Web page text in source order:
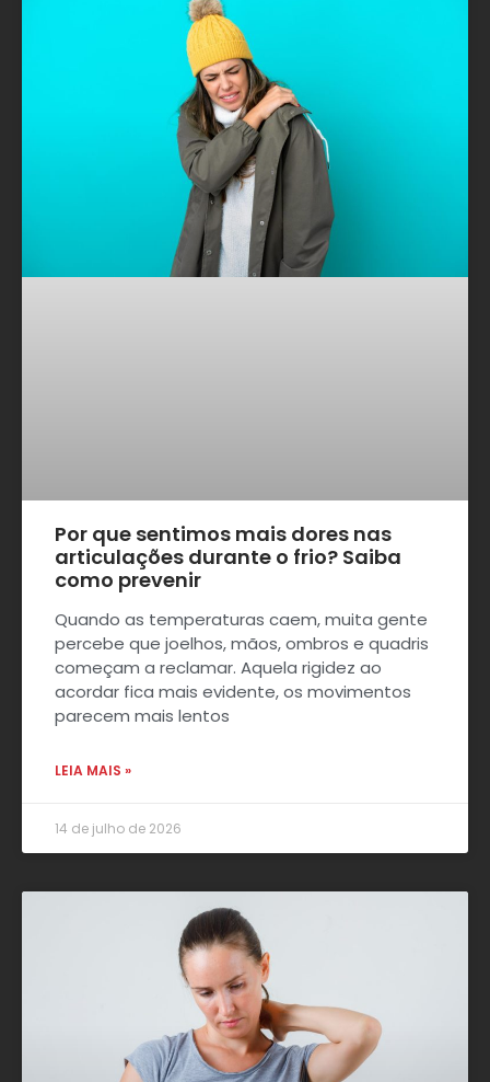
Por que sentimos mais dores nas
articulações durante o frio? Saiba
como prevenir
Quando as temperaturas caem, muita gente
percebe que joelhos, mãos, ombros e quadris
começam a reclamar. Aquela rigidez ao
acordar fica mais evidente, os movimentos
parecem mais lentos
LEIA MAIS »
14 de julho de 2026